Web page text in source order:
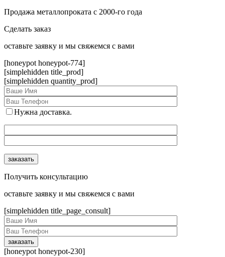
Продажа металлопроката с 2000-го года
Сделать заказ
оcтавьте заявку и мы свяжемся с вами
[honeypot honeypot-774]
[simplehidden title_prod]
[simplehidden quantity_prod]
Нужна доставка.
Получить консультацию
оcтавьте заявку и мы свяжемся с вами
[simplehidden title_page_consult]
[honeypot honeypot-230]